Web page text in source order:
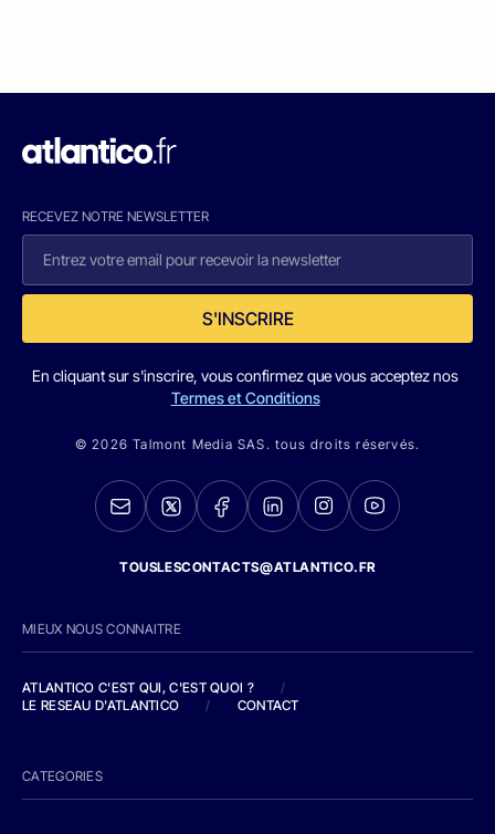
RECEVEZ NOTRE NEWSLETTER
S'INSCRIRE
En cliquant sur s'inscrire, vous confirmez que vous acceptez nos
Termes et Conditions
© 2026 Talmont Media SAS. tous droits réservés.
TOUSLESCONTACTS@ATLANTICO.FR
MIEUX NOUS CONNAITRE
ATLANTICO C'EST QUI, C'EST QUOI ?
/
LE RESEAU D'ATLANTICO
/ CONTACT
CATEGORIES